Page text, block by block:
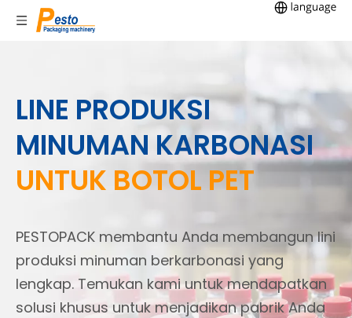
LINE PRODUKSI
MINUMAN KARBONASI
UNTUK BOTOL PET
PESTOPACK membantu Anda membangun lini
produksi minuman berkarbonasi yang
lengkap. Temukan kami untuk mendapatkan
solusi khusus untuk menjadikan pabrik Anda